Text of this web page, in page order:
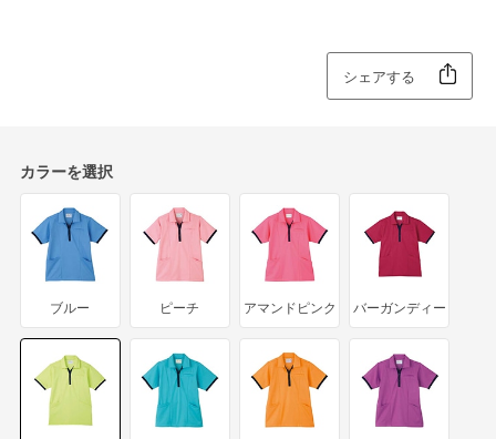
シェアする
カラーを選択
ブルー ピーチ アマンドピンク バーガンディー